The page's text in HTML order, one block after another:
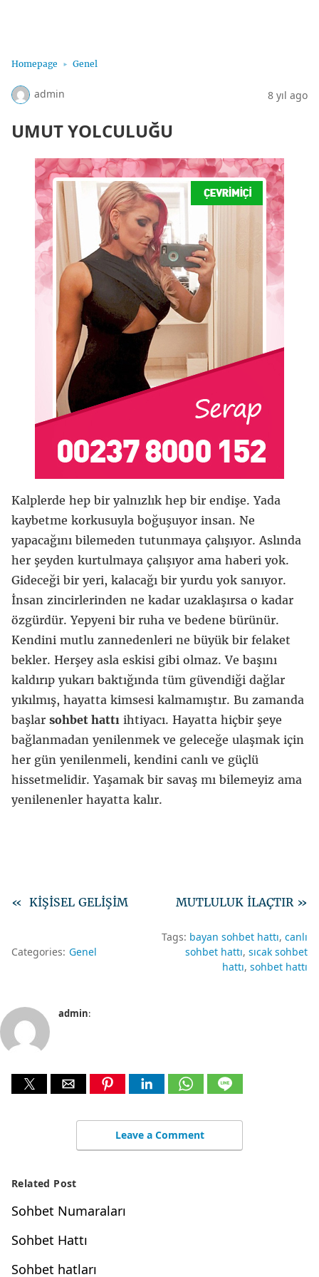
Homepage Genel
admin 8 yıl ago
UMUT YOLCULUĞU
Kalplerde hep bir yalnızlık hep bir endişe. Yada
kaybetme korkusuyla boğuşuyor insan. Ne
yapacağını bilemeden tutunmaya çalışıyor. Aslında
her şeyden kurtulmaya çalışıyor ama haberi yok.
Gideceği bir yeri, kalacağı bir yurdu yok sanıyor.
İnsan zincirlerinden ne kadar uzaklaşırsa o kadar
özgürdür. Yepyeni bir ruha ve bedene bürünür.
Kendini mutlu zannedenleri ne büyük bir felaket
bekler. Herşey asla eskisi gibi olmaz. Ve başını
kaldırıp yukarı baktığında tüm güvendiği dağlar
yıkılmış, hayatta kimsesi kalmamıştır. Bu zamanda
başlar sohbet hattı ihtiyacı. Hayatta hiçbir şeye
bağlanmadan yenilenmek ve geleceğe ulaşmak için
her gün yenilenmeli, kendini canlı ve güçlü
hissetmelidir. Yaşamak bir savaş mı bilemeyiz ama
yenilenenler hayatta kalır.
MUTLULUK İLAÇTIR »
« KİŞİSEL GELİŞİM
Categories: Genel
Tags: bayan sohbet hattı canlı
sohbet hattı sıcak sohbet
hattı sohbet hattı
admin:
Leave a Comment
Related Post
Sohbet Numaraları
Sohbet Hattı
Sohbet hatları